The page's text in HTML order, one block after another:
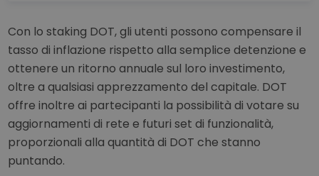
Con lo staking DOT, gli utenti possono compensare il
tasso di inflazione rispetto alla semplice detenzione e
ottenere un ritorno annuale sul loro investimento,
oltre a qualsiasi apprezzamento del capitale. DOT
offre inoltre ai partecipanti la possibilità di votare su
aggiornamenti di rete e futuri set di funzionalità,
proporzionali alla quantità di DOT che stanno
puntando.